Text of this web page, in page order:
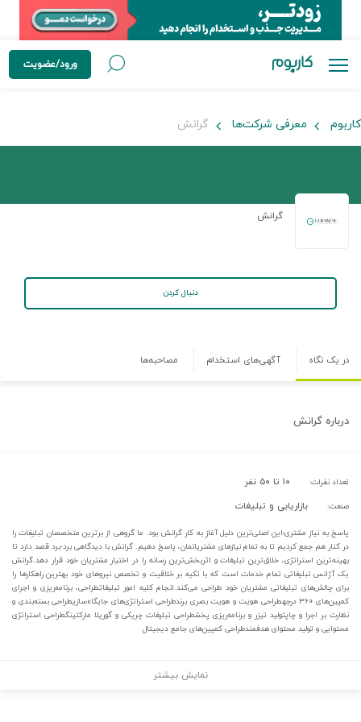
ورود/عضویت
کاربوم معرفی شرکت‌ها گرانش
گرانش
دنبال کردن
در یک نگاه آگهی‌های استخدام مصاحبه‌ها
درباره گرانش
تعداد نفرات: ۱۰ تا ۵۰ نفر
صنعت: بازاریابی و تبلیغات
پاسخ به نیاز مشتری؛این اصلی‌‏ترین دلیل آغازِ به کار گرانش بود. ما گروهی از برترین متخصصان تبلیغات را
در کنار هم جمع کردیم تا به تمام نیازهای مشتریانمان، پاسخ دهیم. گرانش با دیدگاهی برد-برد قصد دارد تا
بهینه‌ترین استراتژی، خلاق‏‌ترین تبلیغات و اثربخش‏‌ترین رسانه‏ را در اختیار مشتریان خود قرار دهد.گرانش
یک آژانس تبلیغاتی تمام خدمات است که با تکیه بر خلاقیت و تخصص نیروهای خود بهترین راهکارها را
برای چالش‌های تبلیغاتی مشتریان خود طراحی می‌کند.انجام کلیه امور تبلیغاتطراحی، برنامه‌ریزی و اجرای
کمپین‌های ۳۶۰ درجهطراحی هویت و هویت بصری برندطراحی استراتژی‌های جایگاه‌سازیطراحی بسته‌بندی و
نظارت بر اجرا و چاپتولید تیزر و برنامه‌ریزی پخشطراحی تبلیغات چریکی و گوریلا مارکتینگطراحی استراتژی
محتوایی و تولید محتوای هدفمندطراحی کمپین‌های جامع دیجیتال
نمایش بیشتر